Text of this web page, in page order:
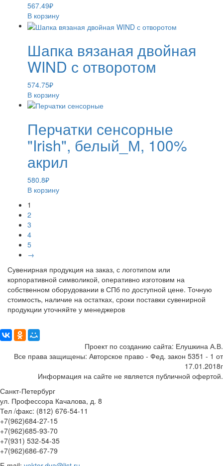
567.49₽
В корзину
Шапка вязаная двойная
WIND с отворотом
574.75₽
В корзину
Перчатки сенсорные
"Irish", белый_М, 100%
акрил
580.8₽
В корзину
1
2
3
4
5
→
Сувенирная продукция на заказ, с логотипом или
корпоративной символикой, оперативно изготовим на
собственном оборудовании в СПб по доступной цене. Точную
стоимость, наличие на остатках, сроки поставки сувенирной
продукции уточняйте у менеджеров
Проект по созданию сайта: Елушкина А.В.
Все права защищены: Авторское право - Фед. закон 5351 - 1 от
17.01.2018г
Информация на сайте не является публичной офертой.
Санкт-Петербург
ул. Профессора Качалова, д. 8
Тел /факс: (812) 676-54-11
+7(962)684-27-15
+7(962)685-93-70
+7(931) 532-54-35
+7(962)686-67-79